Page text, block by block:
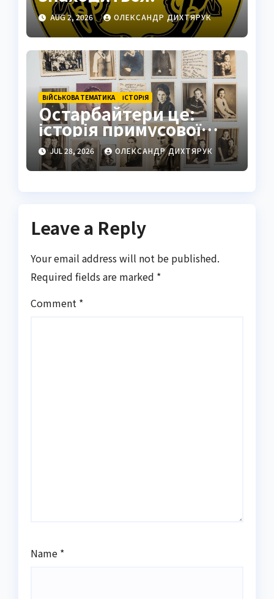
Подільськ як
стратегічний центр
AUG 2, 2026 ОЛЕКСАНДР ДИХТЯРУК
ВІЙСЬКОВА ТЕМАТИКА ІСТОРІЯ
Остарбайтери це:
історія примусової
праці українців
JUL 28, 2026 ОЛЕКСАНДР ДИХТЯРУК
Leave a Reply
Your email address will not be published.
Required fields are marked *
Comment *
Name *